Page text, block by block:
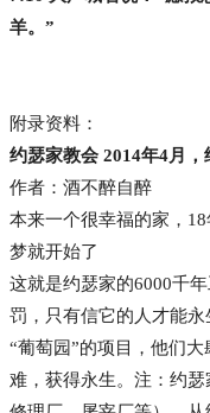
羊。”
附录资料：
约瑟家教会 2014年4月，
作者：酒不醉自醉
本来一个很幸福的家，
梦就开始了
这就是约瑟家的6000千
罚，只有信它的人才能永
“葡萄园”的项目，他们
难，获得永生。注：约瑟